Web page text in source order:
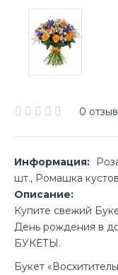
0
Информация:
шт., Ромашка
Описание:
Купите свежий
День рождения в
БУКЕТЫ.
Букет